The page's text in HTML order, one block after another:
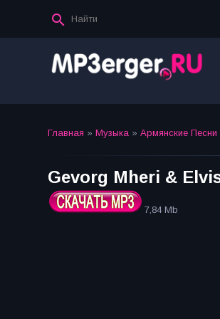
Главная » Музыка » Армянские Песни
Gevorg Mheri &
7,84 Mb